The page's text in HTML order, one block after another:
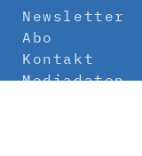
Newsletter
Abo
Kontakt
Mediadaten